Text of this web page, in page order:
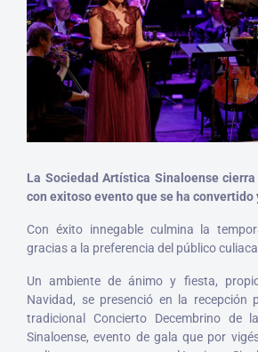
La Sociedad Artística Sinaloense
con exitoso evento que se ha convertido
Con éxito innegable culmina la
gracias a la preferencia del público
Un ambiente de ánimo y fiesta,
Navidad, se presenció en la recepción
tradicional Concierto Decembrino de
Sinaloense, evento de gala que por